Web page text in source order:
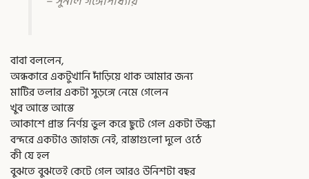
বাবা বললেন,
অন্ধকারে একটুখানি দাঁড়িয়ে থাক আমার জন্য
মাটির তলার একটা সুড়ঙ্গে নেমে গেলেন
খুব আস্তে আস্তে
আকাশে প্রান্ত নির্ণয় ভুল করে ছুটে গেল একটা উল্কা
বন্দরে একটাও জাহাজ নেই, রাস্তাগুলো দুলে ওঠে
কী যে হল
বুঝতে বুঝতেই কেটে গেল আরও উনিশটা বছর